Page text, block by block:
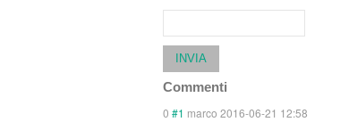
INVIA
Commenti
0 #1 marco 2016-06-21 12:58